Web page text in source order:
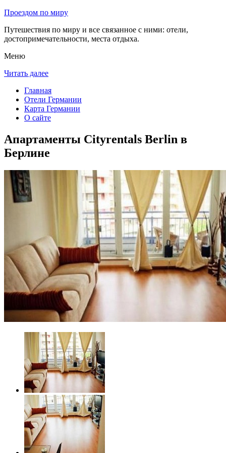
Проездом по миру
Путешествия по миру и все связанное с ними: отели,
достопримечательности, места отдыха.
Меню
Читать далее
Главная
Отели Германии
Карта Германии
О сайте
Апартаменты Cityrentals Berlin в
Берлине